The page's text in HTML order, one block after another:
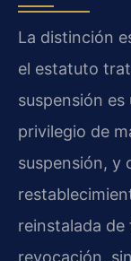
La distinción
el estatuto
suspensión
privilegio de
suspensión, y
reinstalada